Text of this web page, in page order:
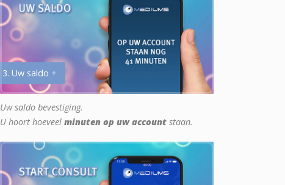
3. Uw saldo +
Uw saldo bevestiging.
U hoort hoeveel minuten op uw account staan.